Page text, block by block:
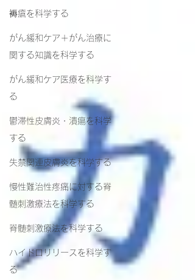
褥瘡を科学する
がん緩和ケア＋がん治療に
関する知識を科学する
がん緩和ケア医療を科学す
る
鬱滞性皮膚炎・潰瘍を科学
する
失禁関連皮膚炎を科学する
慢性難治性疼痛に対する脊
髄刺激療法を科学する
脊髄刺激療法を科学する
ハイドロリリースを科学す
る